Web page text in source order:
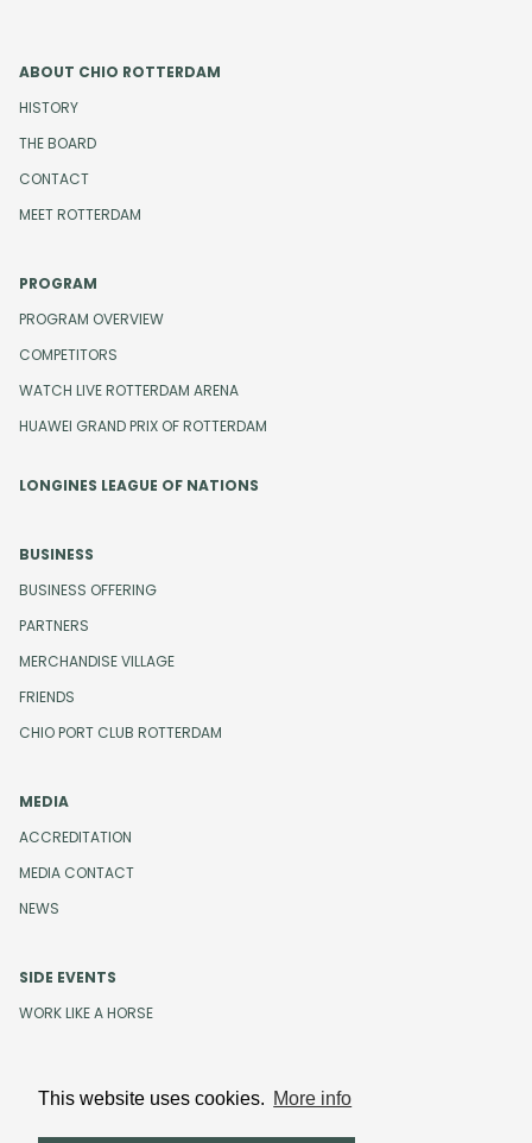
This website uses cookies. More info
ABOUT CHIO ROTTERDAM
HISTORY
THE BOARD
CONTACT
MEET ROTTERDAM
PROGRAM
PROGRAM OVERVIEW
COMPETITORS
WATCH LIVE ROTTERDAM ARENA
HUAWEI GRAND PRIX OF ROTTERDAM
LONGINES LEAGUE OF NATIONS
BUSINESS
BUSINESS OFFERING
PARTNERS
MERCHANDISE VILLAGE
FRIENDS
CHIO PORT CLUB ROTTERDAM
MEDIA
ACCREDITATION
MEDIA CONTACT
NEWS
SIDE EVENTS
WORK LIKE A HORSE
Design and development byBeeldr